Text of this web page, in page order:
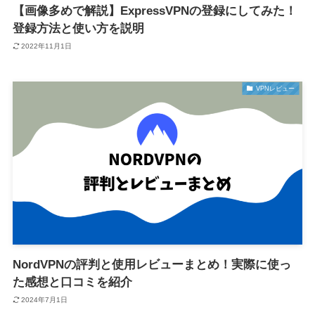
【画像多めで解説】ExpressVPNの登録にしてみた！
登録方法と使い方を説明
2022年11月1日
VPNレビュー
NordVPNの評判と使用レビューまとめ！実際に使っ
た感想と口コミを紹介
2024年7月1日